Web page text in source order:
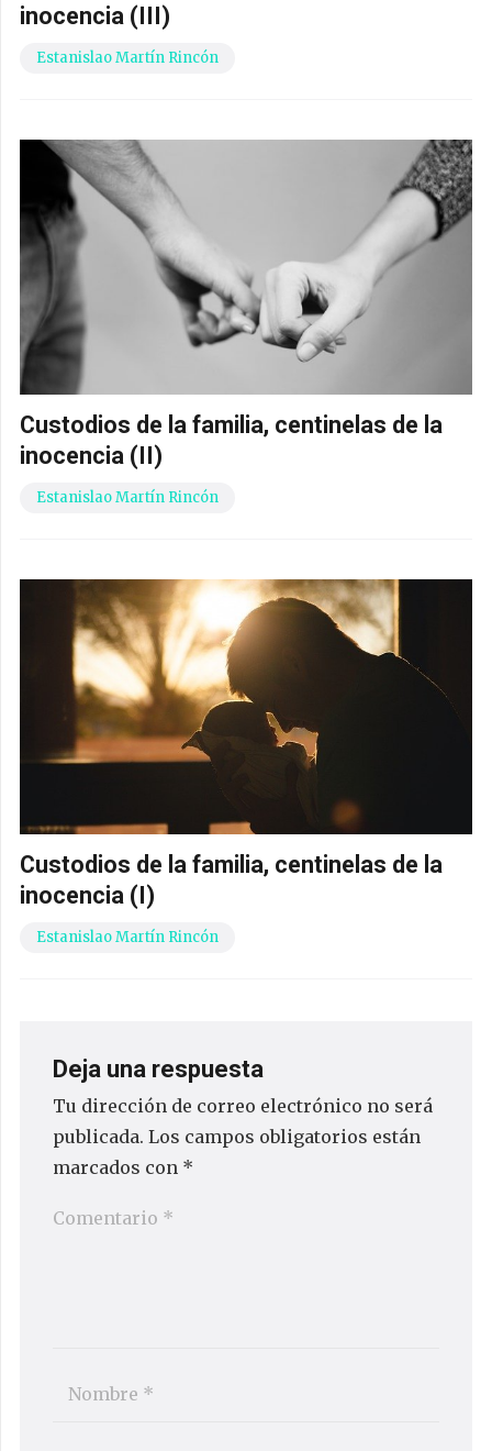
inocencia (III)
Estanislao Martín Rincón
Custodios de la familia, centinelas de la
inocencia (II)
Estanislao Martín Rincón
Custodios de la familia, centinelas de la
inocencia (I)
Estanislao Martín Rincón
Deja una respuesta
Tu dirección de correo electrónico no será
publicada. Los campos obligatorios están
marcados con *